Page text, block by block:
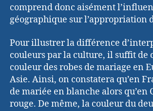
comprend donc aisément
géographique sur l’appropriation
Pour illustrer la différence
couleurs par la culture, il suffit de
couleur des robes de mariage en
Asie. Ainsi, on constatera qu’en
de mariée en blanche alors qu’en
rouge. De même, la couleur du